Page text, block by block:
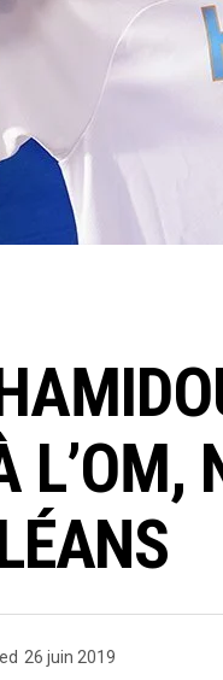
L’OM,
26 juin 2019